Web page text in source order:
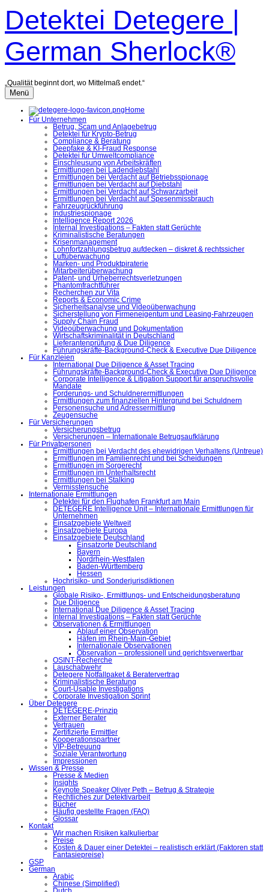
Inhalt
überspringen
Detektei Detegere |
German Sherlock®
„Qualität beginnt dort, wo Mittelmaß endet.“
Menü
Home
Für Unternehmen
Betrug, Scam und Anlagebetrug
Detektei für Krypto-Betrug
Compliance & Beratung
Deepfake & KI-Fraud Response
Detektei für Umweltcompliance
Einschleusung von Arbeitskräften
Ermittlungen bei Ladendiebstahl
Ermittlungen bei Verdacht auf Betriebsspionage
Ermittlungen bei Verdacht auf Diebstahl
Ermittlungen bei Verdacht auf Schwarzarbeit
Ermittlungen bei Verdacht auf Spesenmissbrauch
Fahrzeugrückführung
Industriespionage
Intelligence Report 2026
Internal Investigations – Fakten statt Gerüchte
Kriminalistische Beratungen
Krisenmanagement
Lohnfortzahlungsbetrug aufdecken – diskret & rechtssicher
Luftüberwachung
Marken- und Produktpiraterie
Mitarbeiterüberwachung
Patent- und Urheberrechtsverletzungen
Phantomfrachtführer
Recherchen zur Vita
Reports & Economic Crime
Sicherheitsanalyse und Videoüberwachung
Sicherstellung von Firmeneigentum und Leasing-Fahrzeugen
Supply Chain Fraud
Videoüberwachung und Dokumentation
Wirtschaftskriminalität in Deutschland
Lieferantenprüfung & Due Diligence
Führungskräfte-Background-Check & Executive Due Diligence
Für Kanzleien
International Due Diligence & Asset Tracing
Führungskräfte-Background-Check & Executive Due Diligence
Corporate Intelligence & Litigation Support für anspruchsvolle
Mandate
Forderungs- und Schuldnerermittlungen
Ermittlungen zum finanziellen Hintergrund bei Schuldnern
Personensuche und Adressermittlung
Zeugensuche
Für Versicherungen
Versicherungsbetrug
Versicherungen – Internationale Betrugsaufklärung
Für Privatpersonen
Ermittlungen bei Verdacht des ehewidrigen Verhaltens (Untreue)
Ermittlungen im Familienrecht und bei Scheidungen
Ermittlungen im Sorgerecht
Ermittlungen im Unterhaltsrecht
Ermittlungen bei Stalking
Vermisstensuche
Internationale Ermittlungen
Detektei für den Flughafen Frankfurt am Main
DETEGERE Intelligence Unit – Internationale Ermittlungen für
Unternehmen
Einsatzgebiete Weltweit
Einsatzgebiete Europa
Einsatzgebiete Deutschland
Einsatzorte Deutschland
Bayern
Nordrhein-Westfalen
Baden-Württemberg
Hessen
Hochrisiko- und Sonderjurisdiktionen
Leistungen
Globale Risiko-, Ermittlungs- und Entscheidungsberatung
Due Diligence
International Due Diligence & Asset Tracing
Internal Investigations – Fakten statt Gerüchte
Observationen & Ermittlungen
Ablauf einer Observation
Häfen im Rhein-Main-Gebiet
Internationale Observationen
Observation – professionell und gerichtsverwertbar
OSINT-Recherche
Lauschabwehr
Detegere Notfallpaket & Beratervertrag
Kriminalistische Beratung
Court-Usable Investigations
Corporate Investigation Sprint
Über Detegere
DETEGERE-Prinzip
Externer Berater
Vertrauen
Zertifizierte Ermittler
Kooperationspartner
VIP-Betreuung
Soziale Verantwortung
Impressionen
Wissen & Presse
Presse & Medien
Insights
Keynote Speaker Oliver Peth – Betrug & Strategie
Rechtliches zur Detektivarbeit
Bücher
Häufig gestellte Fragen (FAQ)
Glossar
Kontakt
Wir machen Risiken kalkulierbar
Preise
Kosten & Dauer einer Detektei – realistisch erklärt (Faktoren statt
Fantasiepreise)
GSP
German
Arabic
Chinese (Simplified)
Dutch